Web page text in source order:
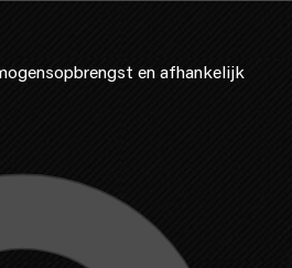
en afhankelijk